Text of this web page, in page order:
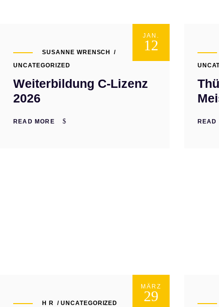
JAN.
12
SUSANNE WRENSCH
UNCATEGORIZED
Weiterbildung C-Lizenz
2026
READ MORE READ
MÄRZ
29
H R UNCATEGORIZED